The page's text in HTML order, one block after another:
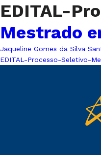
EDITAL-
Mestrado
Jaqueline Gomes da Silva
EDITAL-Processo-Seletivo-